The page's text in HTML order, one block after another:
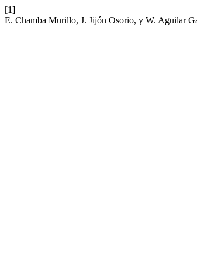
[1]
E. Chamba Murillo, J. Jijón Osorio, y W. Aguilar